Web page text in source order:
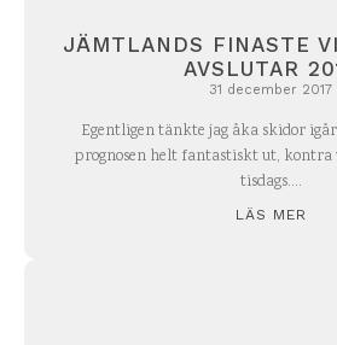
JÄMTLANDS FINASTE
AVSLUTAR
31 december 2017
Egentligen tänkte jag åka skidor
prognosen helt fantastiskt ut, kontra
tisdags....
LÄS MER